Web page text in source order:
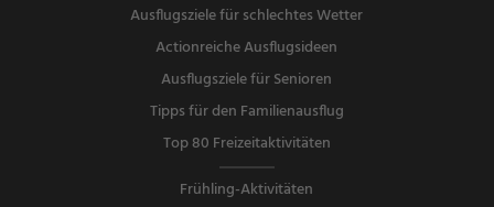
Ausflugsziele für schlechtes Wetter
Actionreiche Ausflugsideen
Ausflugsziele für Senioren
Tipps für den Familienausflug
Top 80 Freizeitaktivitäten
Frühling-Aktivitäten